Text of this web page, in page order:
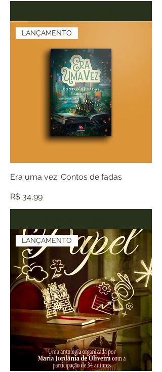
LANÇAMENTO
Era uma vez: Contos de fadas
Preço
R$ 34,99
LANÇAMENTO